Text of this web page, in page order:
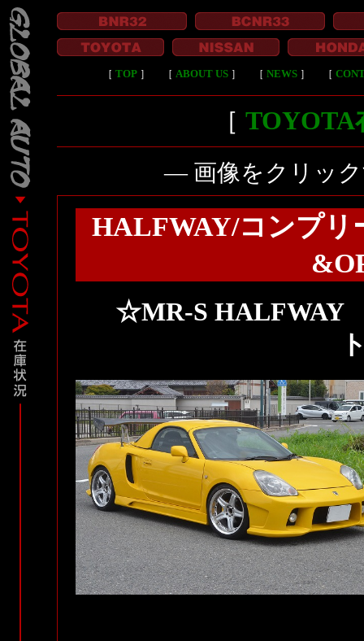
［ TOP］ ［ ABOUT US］ ［ NEWS］ ［
［ TOYOTA
― 画像をクリッ
HALFWAY/コンプリ
☆MR-S